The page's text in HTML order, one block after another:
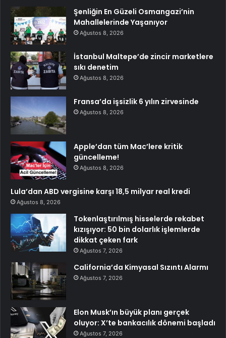
Şenliğin En Güzeli Osmangazi’nin
Mahallelerinde Yaşanıyor
Ağustos 8, 2026
İstanbul Maltepe’de zincir marketlere
sıkı denetim
Ağustos 8, 2026
Fransa’da işsizlik 6 yılın zirvesinde
Ağustos 8, 2026
Apple’dan tüm Mac’lere kritik
güncelleme!
Ağustos 8, 2026
Lula’dan ABD vergisine karşı 18,5 milyar real kredi
Ağustos 8, 2026
Tokenlaştırılmış hisselerde rekabet
kızışıyor: 50 bin dolarlık işlemlerde
dikkat çeken fark
Ağustos 7, 2026
California’da Kimyasal Sızıntı Alarmı
Ağustos 7, 2026
Elon Musk’ın büyük planı gerçek
oluyor: X’te bankacılık dönemi başladı
Ağustos 7, 2026